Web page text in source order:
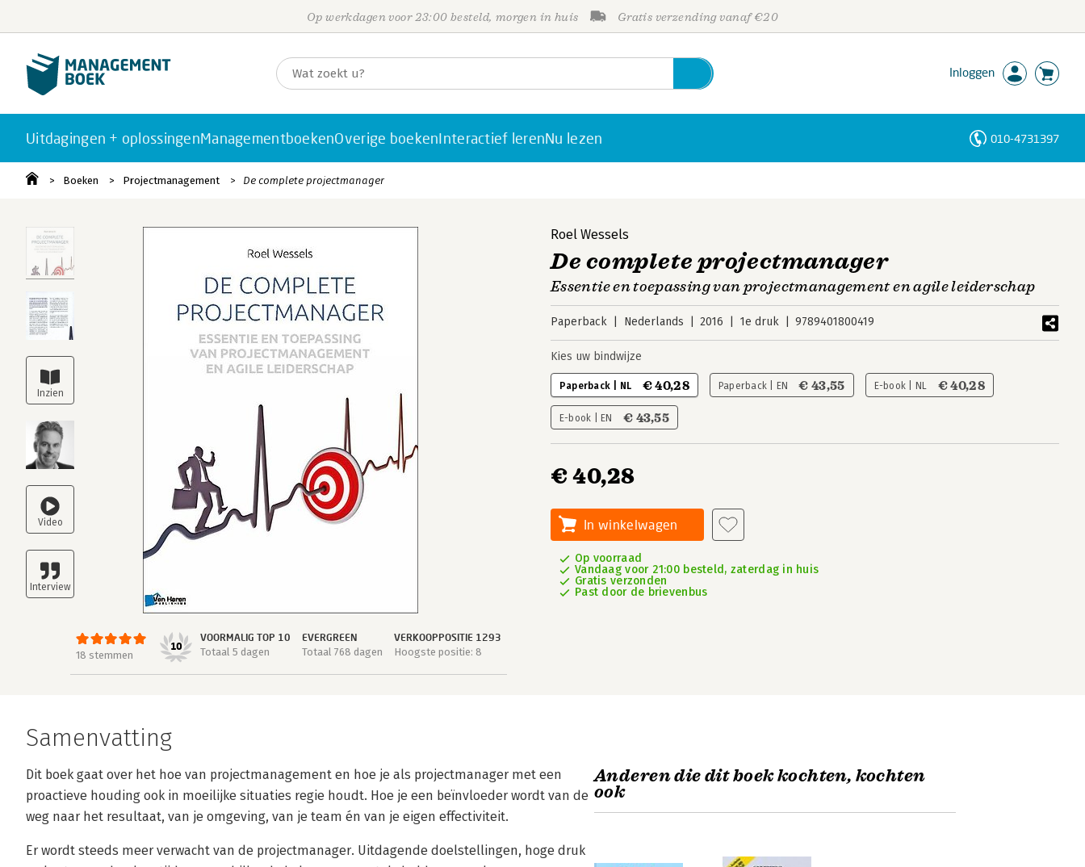
Op werkdagen voor 23:00 besteld, morgen in huis Gratis verzending vanaf €20
Inloggen
Uitdagingen + oplossingenManagementboekenOverige boekenInteractief lerenNu lezen 010-4731397
Boeken Projectmanagement De complete projectmanager
18 stemmen
10
VOORMALIG TOP 10
Totaal 5 dagen
EVERGREEN
Totaal 768 dagen
VERKOOPPOSITIE 1293
Hoogste positie: 8
Roel Wessels
De complete projectmanager
Essentie en toepassing van projectmanagement en agile leiderschap
Paperback Nederlands 2016 1e druk 9789401800419
Kies uw bindwijze
Paperback | NL € 40,28 Paperback | EN € 43,55 E-book | NL € 40,28
E-book | EN € 43,55
€ 40,28
In winkelwagen
Op voorraad
Vandaag voor 21:00 besteld, zaterdag in huis
Gratis verzonden
Past door de brievenbus
Samenvatting
Dit boek gaat over het hoe van projectmanagement en hoe je als projectmanager met een
proactieve houding ook in moeilijke situaties regie houdt. Hoe je een beïnvloeder wordt van de
weg naar het resultaat, van je omgeving, van je team én van je eigen effectiviteit.
Er wordt steeds meer verwacht van de projectmanager. Uitdagende doelstellingen, hoge druk
Anderen die dit boek kochten, kochten
ook
Personen